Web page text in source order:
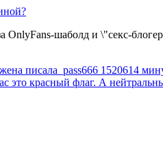
OnlyFans-шаболд и \"секс-
писала pass666 1520614
это красный флаг. А